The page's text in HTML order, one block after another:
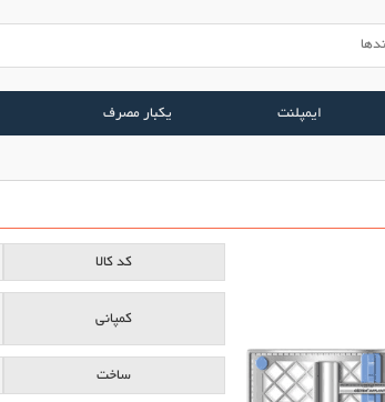
ایمپلنت یکبار مصرف
کد کالا
کمپانی
ساخت